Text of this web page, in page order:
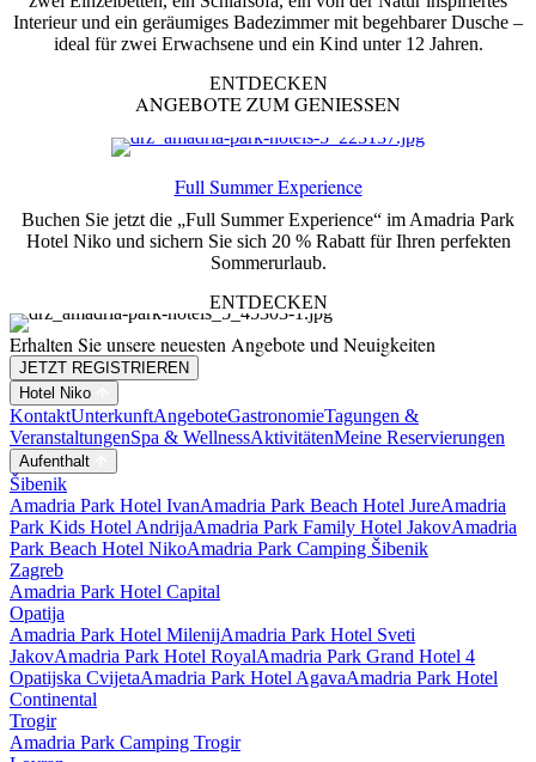
Interieur und ein geräumiges Badezimmer mit begehbarer Dusche –
ideal für zwei Erwachsene und ein Kind unter 12 Jahren.
ENTDECKEN
ANGEBOTE ZUM GENIESSEN
Full Summer Experience
Buchen Sie jetzt die „Full Summer Experience“ im Amadria Park
Hotel Niko und sichern Sie sich 20 % Rabatt für Ihren perfekten
Sommerurlaub.
ENTDECKEN
Erhalten Sie unsere neuesten Angebote und Neuigkeiten
JETZT REGISTRIEREN
Hotel Niko
KontaktUnterkunftAngeboteGastronomieTagungen &
VeranstaltungenSpa & WellnessAktivitätenMeine Reservierungen
Aufenthalt
Šibenik
Amadria Park Hotel IvanAmadria Park Beach Hotel JureAmadria
Park Kids Hotel AndrijaAmadria Park Family Hotel JakovAmadria
Park Beach Hotel NikoAmadria Park Camping Šibenik
Zagreb
Amadria Park Hotel Capital
Opatija
Amadria Park Hotel MilenijAmadria Park Hotel Sveti
JakovAmadria Park Hotel RoyalAmadria Park Grand Hotel 4
Opatijska CvijetaAmadria Park Hotel AgavaAmadria Park Hotel
Continental
Trogir
Amadria Park Camping Trogir